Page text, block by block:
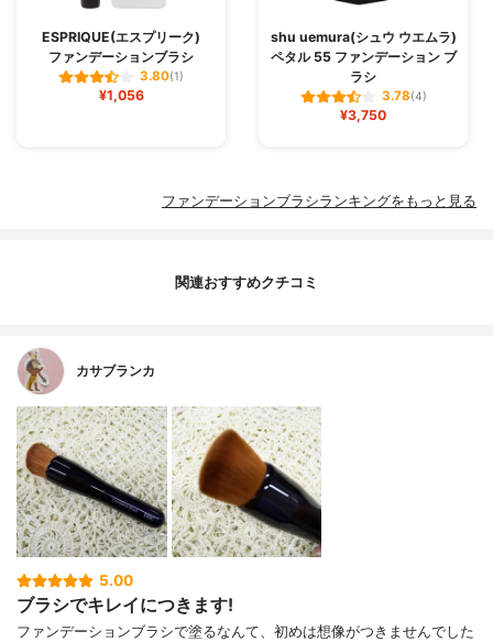
ESPRIQUE(エスプリーク)
ファンデーションブラシ
3.80(1)
¥1,056
shu uemura(シュウ ウエムラ)
ペタル 55 ファンデーション ブ
ラシ
3.78(4)
¥3,750
ファンデーションブラシランキングをもっと見る
関連おすすめクチコミ
カサブランカ
5.00
ブラシでキレイにつきます!
ファンデーションブラシで塗るなんて、初めは想像がつきませんでした